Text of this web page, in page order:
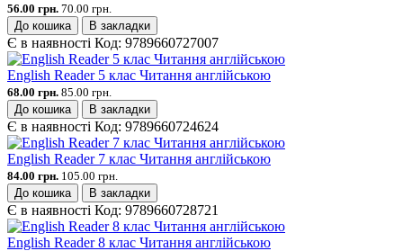
56.00 грн. 70.00 грн.
До кошика
В закладки
Є в наявності Код: 9789660727007
English Reader 5 клас Читання англійською
68.00 грн. 85.00 грн.
До кошика
В закладки
Є в наявності Код: 9789660724624
English Reader 7 клас Читання англійською
84.00 грн. 105.00 грн.
До кошика
В закладки
Є в наявності Код: 9789660728721
English Reader 8 клас Читання англійською